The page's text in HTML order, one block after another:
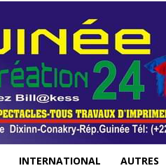
INTERNATIONAL AUTRES